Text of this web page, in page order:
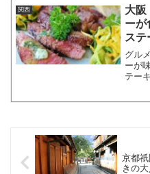
担々
でご
関西
大
ーが
ステ
グル
ーが
テー
京都
きの